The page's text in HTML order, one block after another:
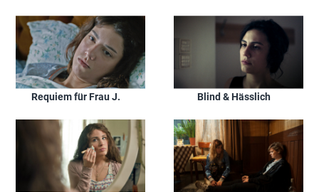
Requiem für Frau J. Blind & Hässlich